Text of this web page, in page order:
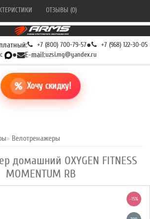
+7 (800) 700-79-57● +7 (968) 122-30-05
● E-mail:uzsi.mg@yandex.ru
Хочу скидку!
Велотренажеры
домашний OXYGEN FITNESS
MOMENTUM RB
ОТЗЫВЫ (0)
-15%